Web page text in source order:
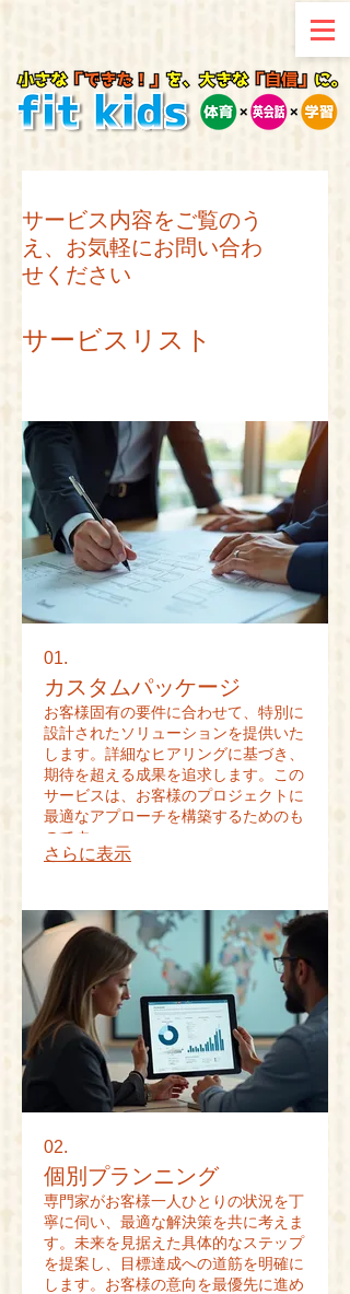
サービス内容をご覧のう
え、お気軽にお問い合わ
せください
サービスリスト
01.
カスタムパッケージ
お客様固有の要件に合わせて、特別に
設計されたソリューションを提供いた
します。詳細なヒアリングに基づき、
期待を超える成果を追求します。この
サービスは、お客様のプロジェクトに
最適なアプローチを構築するためのも
のです。
さらに表示
02.
個別プランニング
専門家がお客様一人ひとりの状況を丁
寧に伺い、最適な解決策を共に考えま
す。未来を見据えた具体的なステップ
を提案し、目標達成への道筋を明確に
します。お客様の意向を最優先に進め